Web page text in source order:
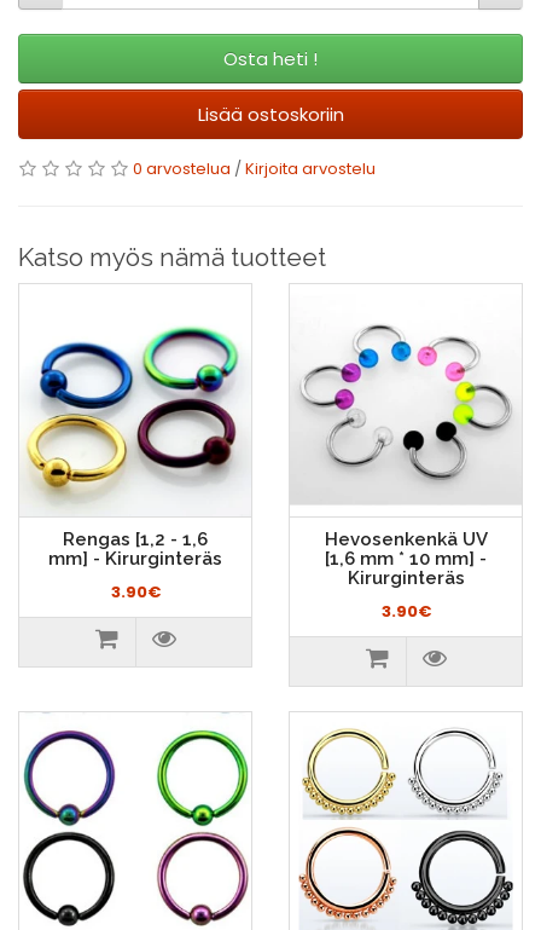
Osta heti !
Lisää ostoskoriin
0 arvostelua /Kirjoita arvostelu
Katso myös nämä tuotteet
Rengas [1,2 - 1,6
mm] - Kirurginteräs
3.90€
Hevosenkenkä UV
[1,6 mm * 10 mm] -
Kirurginteräs
3.90€